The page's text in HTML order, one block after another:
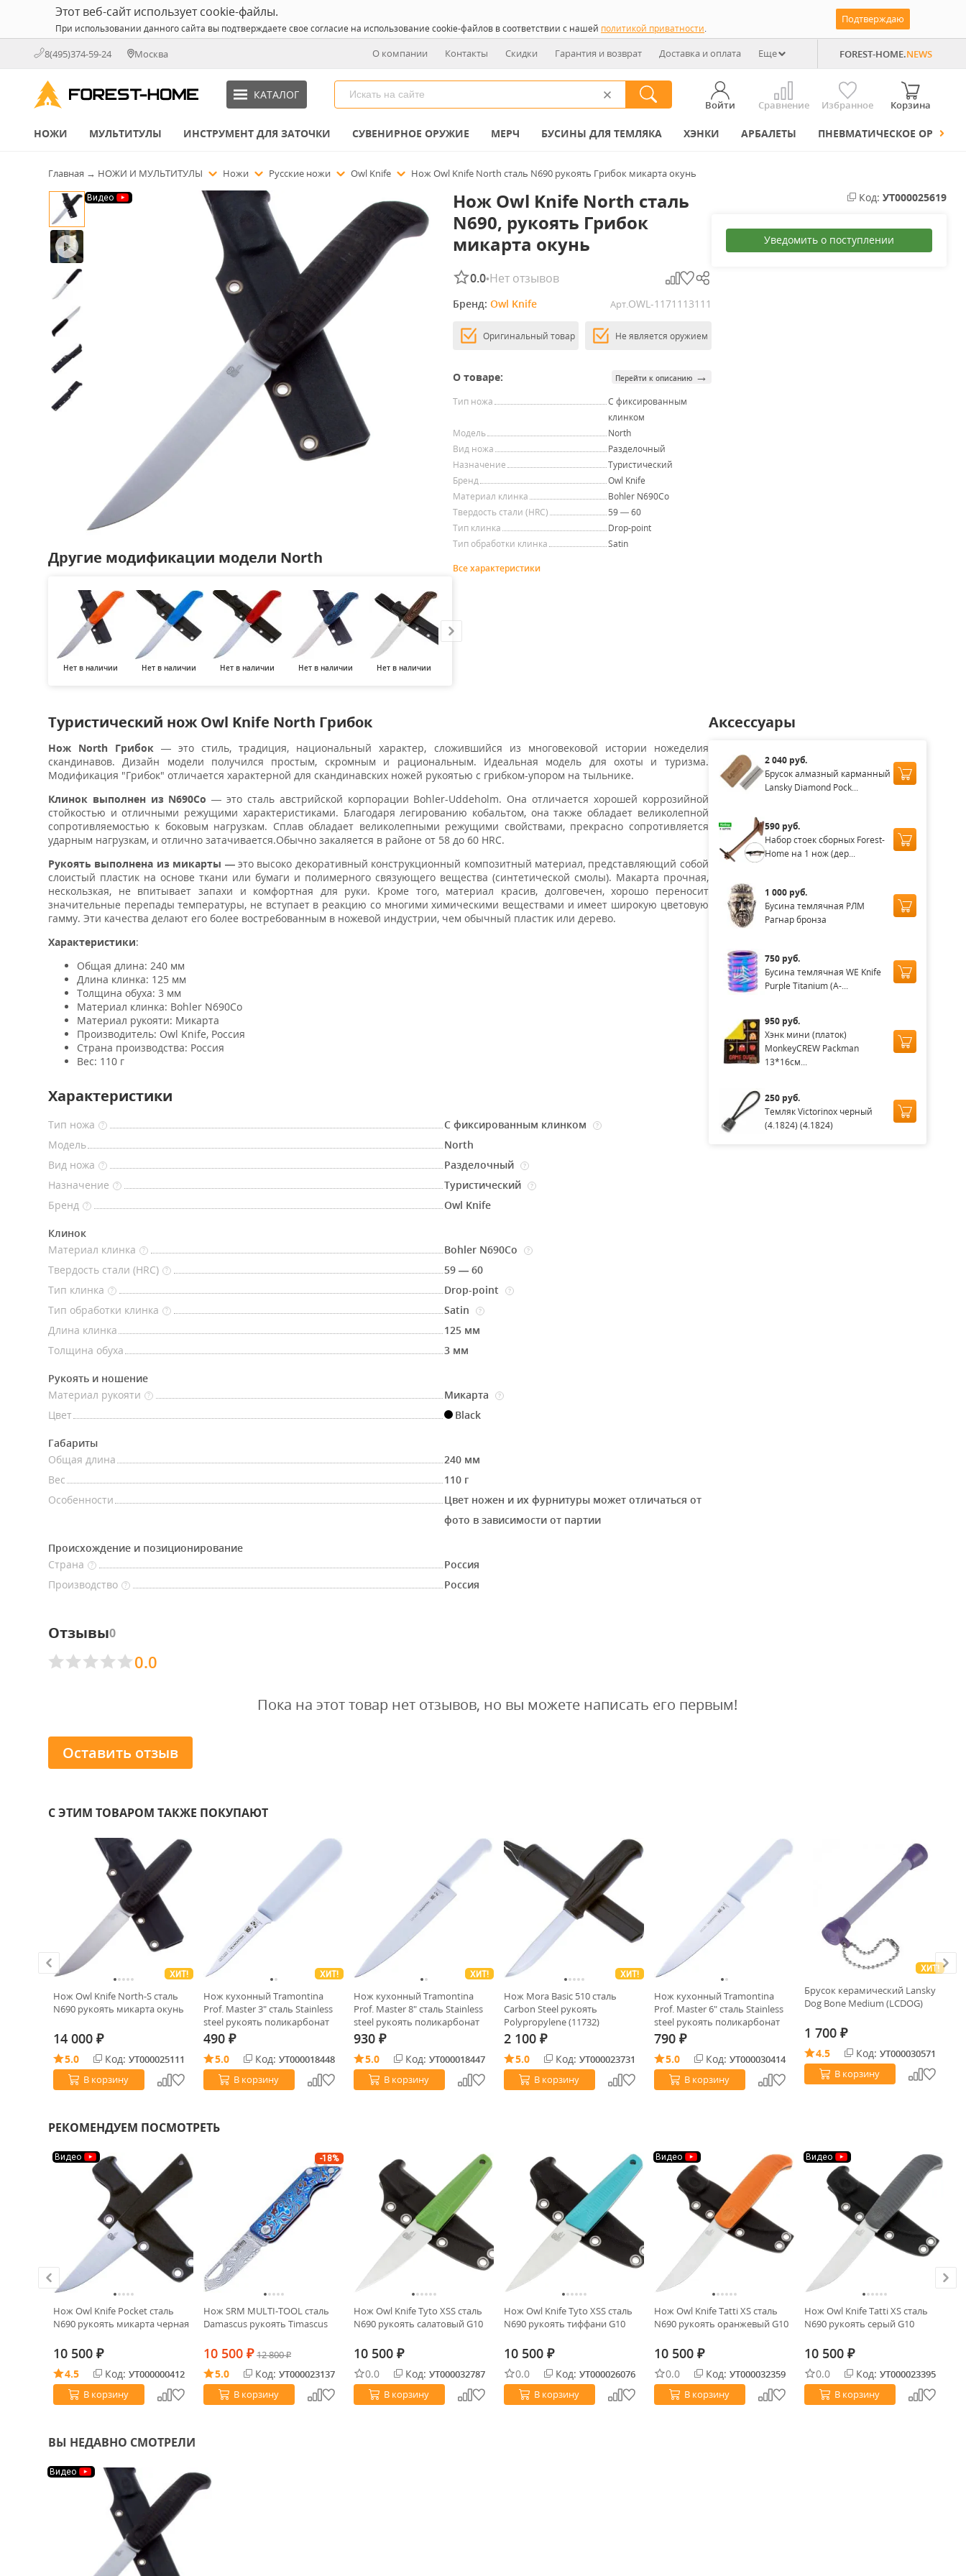
Этот веб-сайт использует cookie-файлы.
При использовании данного сайта вы подтверждаете свое согласие на использование cookie-файлов в соответствии с нашей политикой приватности.
Подтверждаю
8(495)374-59-24 Москва О компании Контакты Скидки Гарантия и возврат Доставка и оплата Еще FOREST-HOME.NEWS
КАТАЛОГ
Войти Сравнение Избранное Корзина
НОЖИ МУЛЬТИТУЛЫ ИНСТРУМЕНТ ДЛЯ ЗАТОЧКИ СУВЕНИРНОЕ ОРУЖИЕ МЕРЧ БУСИНЫ ДЛЯ ТЕМЛЯКА ХЭНКИ АРБАЛЕТЫ ПНЕВМАТИЧЕСКОЕ ОРУЖИЕ
Главная → НОЖИ И МУЛЬТИТУЛЫ Ножи Русские ножи Owl Knife Нож Owl Knife North сталь N690 рукоять Грибок микарта окунь
Видео
Другие модификации модели North
Нет в наличии Нет в наличии Нет в наличии Нет в наличии Нет в наличии
Нож Owl Knife North сталь
N690, рукоять Грибок
микарта окунь
0.0•Нет отзывов
Бренд: Owl Knife Арт.OWL-1171113111
Оригинальный товар Не является оружием
О товаре: Перейти к описанию →
Тип ножа
С фиксированным
клинком
Модель
North
Вид ножа
Разделочный
Назначение
Туристический
Бренд
Owl Knife
Материал клинка
Bohler N690Co
Твердость стали (HRC)
59 — 60
Тип клинка
Drop-point
Тип обработки клинка
Satin
Все характеристики
Код: УТ000025619
Уведомить о поступлении
Туристический нож Owl Knife North Грибок
Нож North Грибок — это стиль, традиция, национальный характер, сложившийся из многовековой истории ножеделия
скандинавов. Дизайн модели получился простым, скромным и рациональным. Идеальная модель для охоты и туризма.
Модификация "Грибок" отличается характерной для скандинавских ножей рукоятью с грибком-упором на тыльнике.
Клинок выполнен из N690Co — это сталь австрийской корпорации Bohler-Uddeholm. Она отличается хорошей коррозийной
стойкостью и отличными режущими характеристиками. Благодаря легированию кобальтом, она также обладает великолепной
сопротивляемостью к боковым нагрузкам. Сплав обладает великолепными режущими свойствами, прекрасно сопротивляется
ударным нагрузкам, и отлично затачивается.Обычно закаляется в районе от 58 до 60 HRC.
Рукоять выполнена из микарты —это высоко декоративный конструкционный композитный материал, представляющий собой
слоистый пластик на основе ткани или бумаги и полимерного связующего вещества (синтетической смолы). Макарта прочная,
нескользкая, не впитывает запахи и комфортная для руки. Кроме того, материал красив, долговечен, хорошо переносит
значительные перепады температуры, не вступает в реакцию со многими химическими веществами и имеет широкую цветовую
гамму. Эти качества делают его более востребованным в ножевой индустрии, чем обычный пластик или дерево.
Характеристики:
Общая длина: 240 мм
Длина клинка: 125 мм
Толщина обуха: 3 мм
Материал клинка: Bohler N690Co
Материал рукояти: Микарта
Производитель: Owl Knife, Россия
Страна производства: Россия
Вес: 110 г
Характеристики
Тип ножа ? С фиксированным клинком ?
Модель
North
Вид ножа
? Разделочный ?
Назначение ? Туристический ?
Бренд ? Owl Knife
Клинок
Материал клинка
? Bohler N690Co ?
Твердость стали (HRC) ?
59 — 60
Тип клинка
? Drop-point ?
Тип обработки клинка ? Satin ?
Длина клинка
125 мм
Толщина обуха
3 мм
Рукоять и ношение
Материал рукояти
? Микарта ?
Цвет Black
Габариты
Общая длина
240 мм
Вес
110 г
Особенности
Цвет ножен и их фурнитуры может отличаться от
фото в зависимости от партии
Происхождение и позиционирование
Страна
?
Россия
Производство
? Россия
Аксессуары
2 040 руб.
Брусок алмазный карманный
Lansky Diamond Pock...
590 руб.
Набор стоек сборных Forest-
Home на 1 нож (дер...
1 000 руб.
Бусина темлячная РЛМ
Рагнар бронза
750 руб.
Бусина темлячная WE Knife
Purple Titanium (A-...
950 руб.
Хэнк мини (платок)
MonkeyCREW Packman
13*16см...
250 руб.
Темляк Victorinox черный
(4.1824) (4.1824)
Отзывы0
0.0
Пока на этот товар нет отзывов, но вы можете написать его первым!
Оставить отзыв
С ЭТИМ ТОВАРОМ ТАКЖЕ ПОКУПАЮТ
ХИТ!
Нож Owl Knife North-S сталь
N690 рукоять микарта окунь
14 000 ₽
5.0 Код: УТ000025111
В корзину
ХИТ!
Нож кухонный Tramontina
Prof. Master 3" сталь Stainless
steel рукоять поликарбонат
(24626/083)
490 ₽
5.0 Код: УТ000018448
В корзину
ХИТ!
Нож кухонный Tramontina
Prof. Master 8" сталь Stainless
steel рукоять поликарбонат
(24620/088)
930 ₽
5.0 Код: УТ000018447
В корзину
ХИТ!
Нож Mora Basic 510 сталь
Carbon Steel рукоять
Polypropylene (11732)
2 100 ₽
5.0 Код: УТ000023731
В корзину
Нож кухонный Tramontina
Prof. Master 6" сталь Stainless
steel рукоять поликарбонат
(24620/086)
790 ₽
5.0 Код: УТ000030414
В корзину
ХИТ!
Брусок керамический Lansky
Dog Bone Medium (LCDOG)
1 700 ₽
4.5 Код: УТ000030571
В корзину
РЕКОМЕНДУЕМ ПОСМОТРЕТЬ
Видео
Нож Owl Knife Pocket сталь
N690 рукоять микарта черная
10 500 ₽
4.5 Код: УТ000000412
В корзину
-18%
Нож SRM MULTI-TOOL сталь
Damascus рукоять Timascus
10 500 ₽ 12 800₽
5.0 Код: УТ000023137
В корзину
Нож Owl Knife Tyto XSS сталь
N690 рукоять салатовый G10
10 500 ₽
0.0 Код: УТ000032787
В корзину
Нож Owl Knife Tyto XSS сталь
N690 рукоять тиффани G10
10 500 ₽
0.0 Код: УТ000026076
В корзину
Видео
Нож Owl Knife Tatti XS сталь
N690 рукоять оранжевый G10
10 500 ₽
0.0 Код: УТ000032359
В корзину
Видео
Нож Owl Knife Tatti XS сталь
N690 рукоять серый G10
10 500 ₽
0.0 Код: УТ000023395
В корзину
ВЫ НЕДАВНО СМОТРЕЛИ
Видео